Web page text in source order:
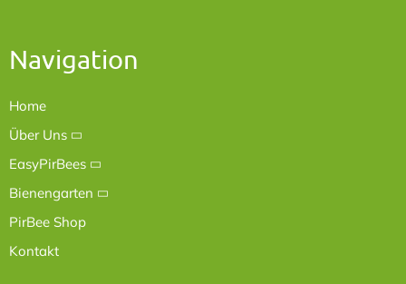
Navigation
Home
Über Uns
EasyPirBees
Bienengarten
PirBee Shop
Kontakt